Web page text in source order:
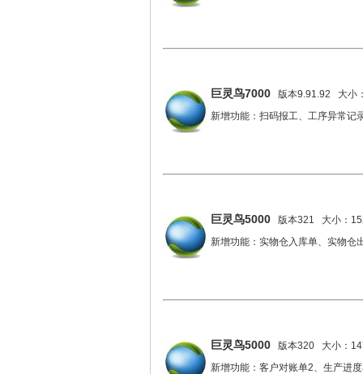
巨灵鸟7000 版本9.91.92 大小
新增功能：扫码报工、工序异常记
巨灵鸟5000 版本321 大小：
新增功能：实物仓入库单、实物仓
巨灵鸟5000 版本320 大小：
新增功能：客户对账单2、生产进